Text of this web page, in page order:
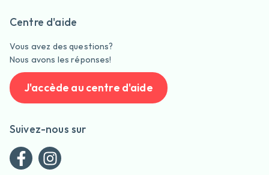
Centre d'aide
Vous avez des questions?
Nous avons les réponses!
J'accède au centre d'aide
Suivez-nous sur